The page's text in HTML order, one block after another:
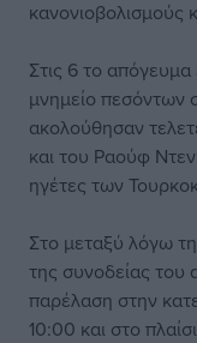
κανονιοβολισμούς
Στις 6 το
μνημείο πεσόντων
ακολούθησαν
και του Ραούφ
ηγέτες των
Στο μεταξύ λόγω
της συνοδείας του
παρέλαση στην
10:00 και στο